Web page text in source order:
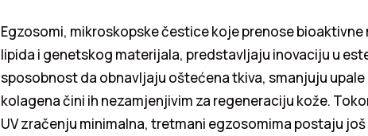
Egzosomi, mikroskopske čestice koje prenose
lipida i genetskog materijala, predstavljaju inovaciju u
sposobnost da obnavljaju oštećena tkiva, smanjuju
kolagena čini ih nezamjenjivim za regeneraciju kože.
UV zračenju minimalna, tretmani egzosomima postaju